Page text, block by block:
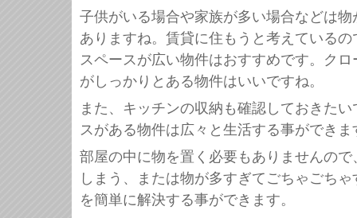
子供がいる場合や家族が多い場合などは
ありますね。賃貸に住もうと考えている
スペースが広い物件はおすすめです。ク
がしっかりとある物件はいいですね。
また、キッチンの収納も確認しておきた
スがある物件は広々と生活する事ができま
部屋の中に物を置く必要もありませんの
しまう、または物が多すぎてごちゃごち
を簡単に解決する事ができます。